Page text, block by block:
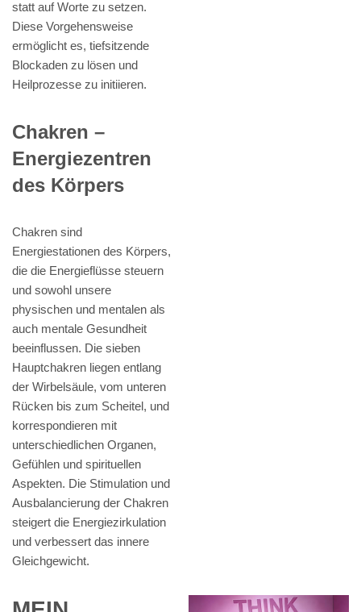
statt auf Worte zu setzen.
Diese Vorgehensweise
ermöglicht es, tiefsitzende
Blockaden zu lösen und
Heilprozesse zu initiieren.
Chakren –
Energiezentren
des Körpers
Chakren sind
Energiestationen des Körpers,
die die Energieflüsse steuern
und sowohl unsere
physischen und mentalen als
auch mentale Gesundheit
beeinflussen. Die sieben
Hauptchakren liegen entlang
der Wirbelsäule, vom unteren
Rücken bis zum Scheitel, und
korrespondieren mit
unterschiedlichen Organen,
Gefühlen und spirituellen
Aspekten. Die Stimulation und
Ausbalancierung der Chakren
steigert die Energiezirkulation
und verbessert das innere
Gleichgewicht.